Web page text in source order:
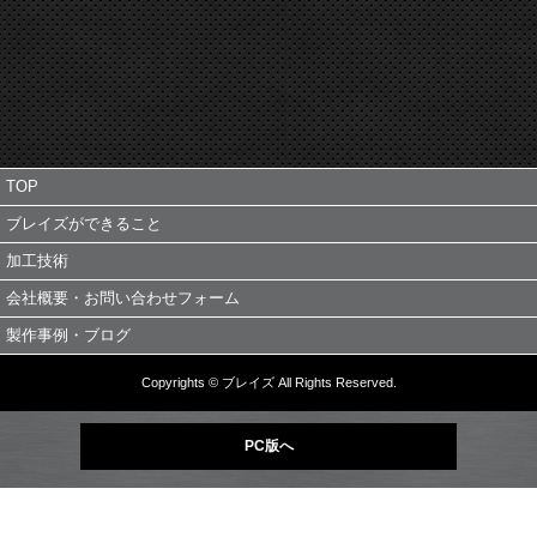
TOP
ブレイズができること
加工技術
会社概要・お問い合わせフォーム
製作事例・ブログ
Copyrights © ブレイズ All Rights Reserved.
PC版へ